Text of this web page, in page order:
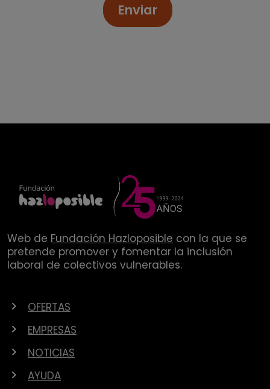
Enviar
Web de Fundación Hazloposible con la que se
pretende promover y fomentar la inclusión
laboral de colectivos vulnerables.
OFERTAS
EMPRESAS
NOTICIAS
AYUDA